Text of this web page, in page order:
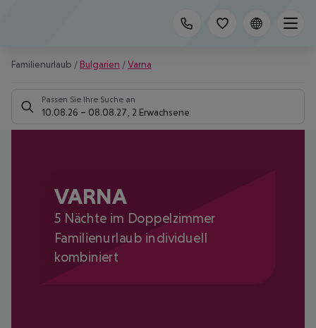
Familienurlaub / Bulgarien /Varna
Passen Sie Ihre Suche an
10.08.26 – 08.08.27 2 Erwachsene
VARNA
5 Nächte im Doppelzimmer
Familienurlaub individuell
kombiniert